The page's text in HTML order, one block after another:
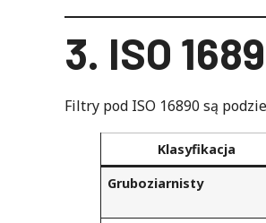
3. ISO
Filtry pod ISO 16890 są
Klasyfikacja
Gruboziarnisty